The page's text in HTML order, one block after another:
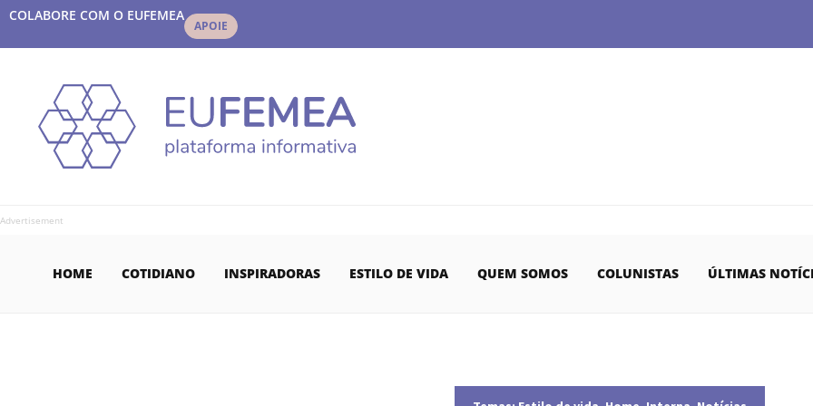
COLABORE COM O EUFEMEA
APOIE
Advertisement
HOME COTIDIANO INSPIRADORAS ESTILO DE VIDA QUEM SOMOS COLUNISTAS ÚLTIMAS